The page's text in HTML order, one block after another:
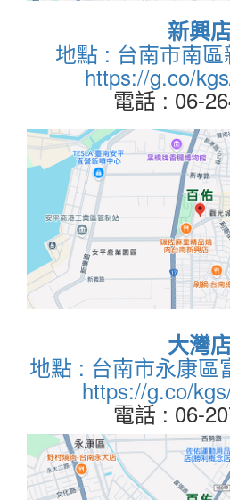
新興
地點 : 台南市南
https://g.co/
電話 : 06-
大灣
地點 : 台南市永康區
https://g.co/
電話 : 06-